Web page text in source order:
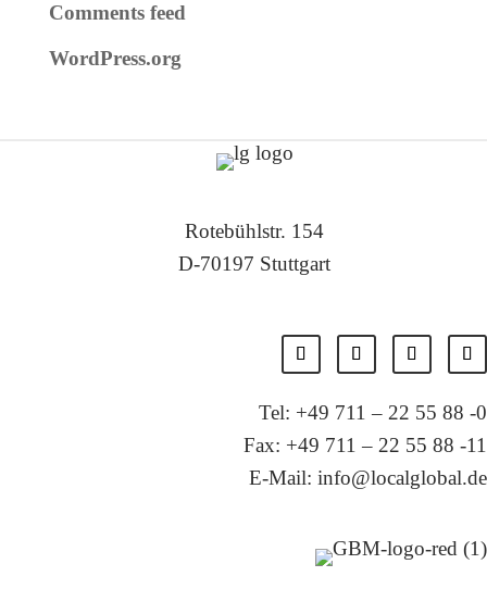
Comments feed
WordPress.org
Rotebühlstr. 154
D-70197 Stuttgart
Tel: +49 711 – 22 55 88 -0
Fax: +49 711 – 22 55 88 -11
E-Mail: info@localglobal.de